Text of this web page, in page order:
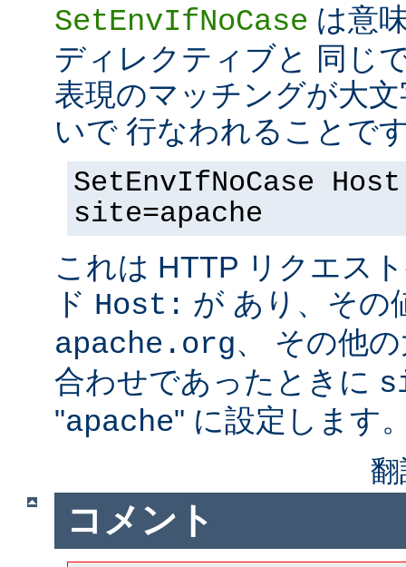
SetEnvIfNoCase は意
ディレクティブと 同じ
表現のマッチングが大
いで 行なわれることで
SetEnvIfNoCase
site=apache
これは HTTP リクエス
ド Host: が あり、その
apache.org、 その他
合わせであったときに
"apache" に設定します
コメント